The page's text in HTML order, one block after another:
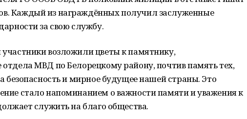
Каждый из награждённых получил заслуженные
за свою службу.
возложили цветы к памятнику,
МВД по Белорецкому району, почтив память тех,
безопасность и мирное будущее нашей страны. Это
стало напоминанием о важности памяти и уважения к
служить на благо общества.